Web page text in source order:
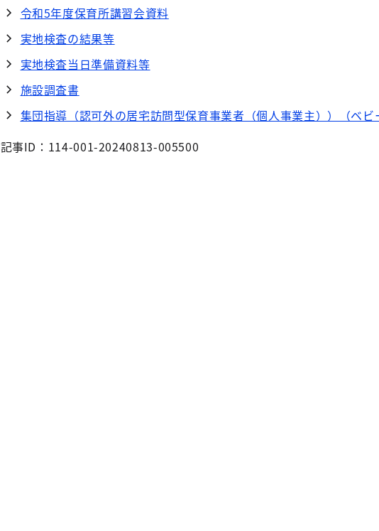
令和5年度保育所講習会資料
実地検査の結果等
実地検査当日準備資料等
施設調査書
集団指導（認可外の居宅訪問型保育事業者（個人事業主））（ベビ
記事ID：114-001-20240813-005500